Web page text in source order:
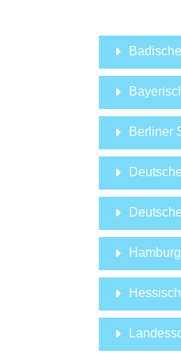
Berliner